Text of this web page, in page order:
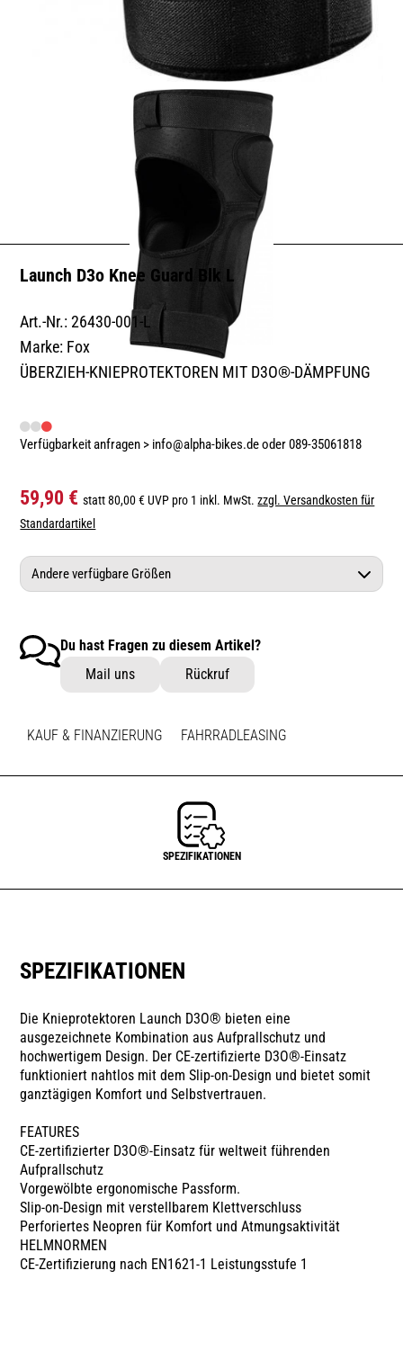
Launch D3o Knee Guard Blk L
Art.-Nr.: 26430-001-L
Marke: Fox
ÜBERZIEH-KNIEPROTEKTOREN MIT D3O®-DÄMPFUNG
Verfügbarkeit anfragen > info@alpha-bikes.de oder 089-35061818
59,90 €statt 80,00 € UVP pro 1 inkl. MwSt.zzgl. Versandkosten für
Standardartikel
Andere verfügbare Größen
Launch D3o Knee Guard Blk M
Du hast Fragen zu diesem Artikel?
Mail uns
Rückruf
KAUF & FINANZIERUNG FAHRRADLEASING
SPEZIFIKATIONEN
SPEZIFIKATIONEN
Die Knieprotektoren Launch D3O® bieten eine
ausgezeichnete Kombination aus Aufprallschutz und
hochwertigem Design. Der CE-zertifizierte D3O®-Einsatz
funktioniert nahtlos mit dem Slip-on-Design und bietet somit
ganztägigen Komfort und Selbstvertrauen.
FEATURES
CE-zertifizierter D3O®-Einsatz für weltweit führenden
Aufprallschutz
Vorgewölbte ergonomische Passform.
Slip-on-Design mit verstellbarem Klettverschluss
Perforiertes Neopren für Komfort und Atmungsaktivität
HELMNORMEN
CE-Zertifizierung nach EN1621-1 Leistungsstufe 1